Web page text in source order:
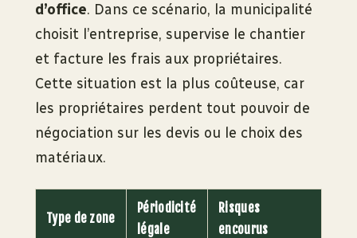
d’office. Dans ce scénario, la municipalité
choisit l’entreprise, supervise le chantier
et facture les frais aux propriétaires.
Cette situation est la plus coûteuse, car
les propriétaires perdent tout pouvoir de
négociation sur les devis ou le choix des
matériaux.
Type de zone
Périodicité
légale
Risques
encourus